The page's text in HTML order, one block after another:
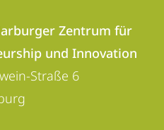
Zentrum für
und Innovation
Straße 6